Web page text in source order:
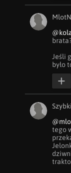
Jeśli
było
tego